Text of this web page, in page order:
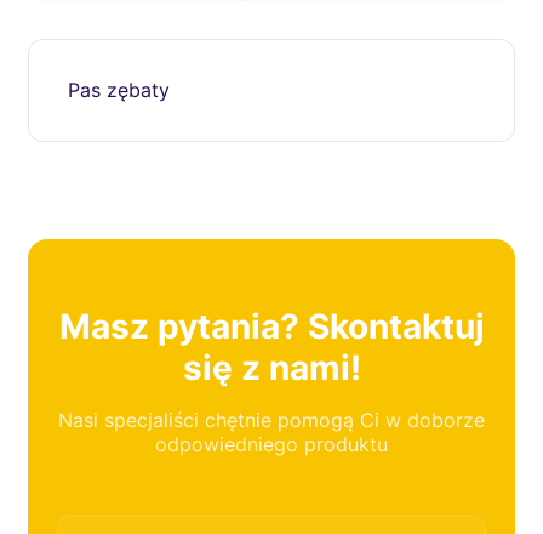
Pas zębaty
Masz pytania? Skontaktuj
się z nami!
Nasi specjaliści chętnie pomogą Ci w doborze
odpowiedniego produktu